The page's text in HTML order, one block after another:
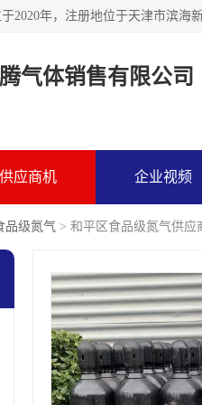
气体销售有限公司
供应商机 企业视频
品级氮气 > 和平区食品级氮气供应